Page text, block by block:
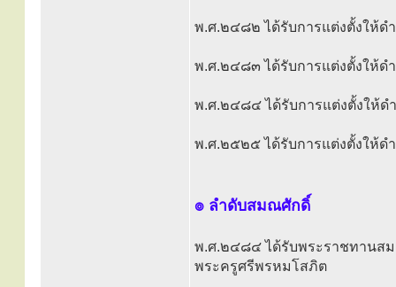
พ.ศ.๒๔๘๒ ได้รับการแต่งตั้งให้ด
พ.ศ.๒๔๘๓ ได้รับการแต่งตั้งให้ด
พ.ศ.๒๔๘๔ ได้รับการแต่งตั้งให้ด
พ.ศ.๒๕๒๕ ได้รับการแต่งตั้งให้ด
๏ ลำดับสมณศักดิ์
พ.ศ.๒๔๘๔ ได้รับพระราชทานส
พระครูศรีพรหมโสภิต